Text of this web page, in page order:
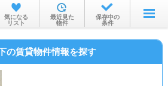
お部屋を探す
沿線・駅から
気になる
リスト
最近見た
物件
保存中の
条件
の賃貸物件情報を探す